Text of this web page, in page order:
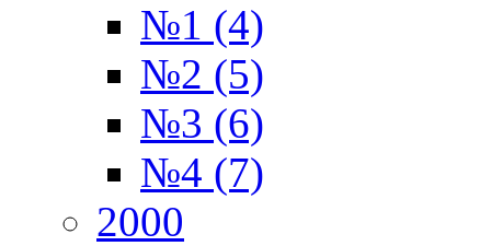
№1 (4)
№2 (5)
№3 (6)
№4 (7)
2000